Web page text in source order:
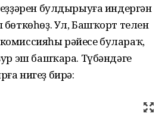
булдырыуға индергән
Ул, Башҡорт телен
рәйесе булараҡ,
эш башҡара. Түбәндәге
нигеҙ бирә: